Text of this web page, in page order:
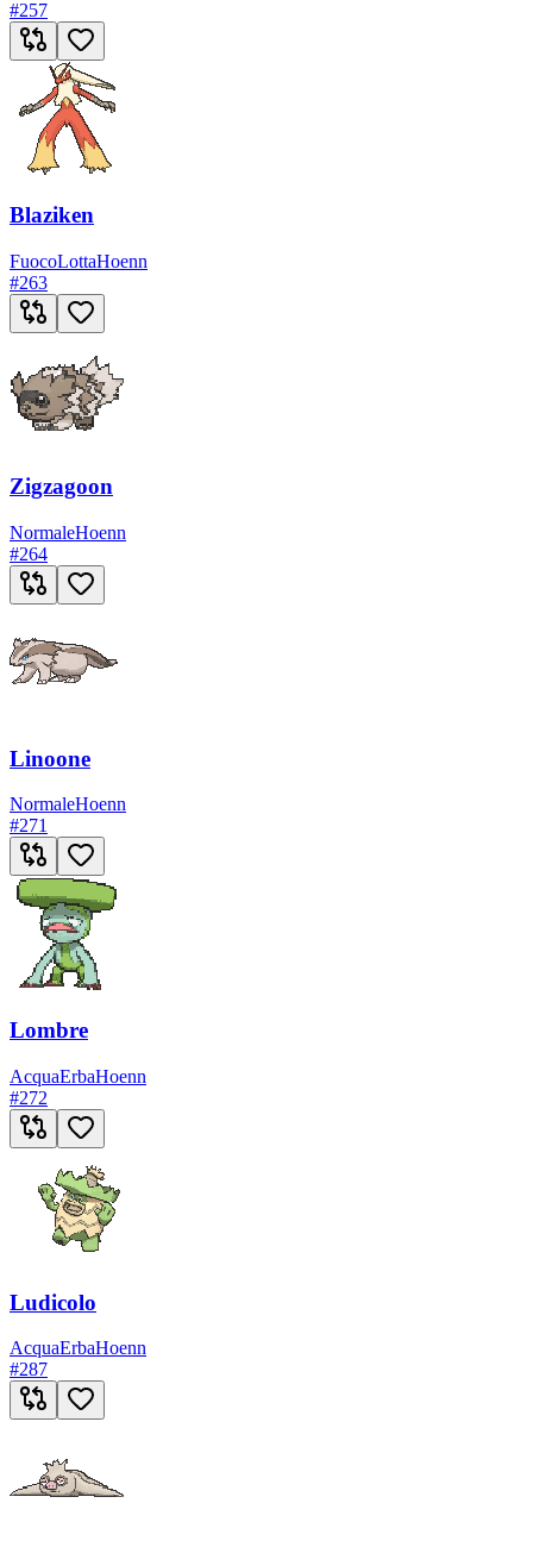
#257
Blaziken
FuocoLottaHoenn
#263
Zigzagoon
NormaleHoenn
#264
Linoone
NormaleHoenn
#271
Lombre
AcquaErbaHoenn
#272
Ludicolo
AcquaErbaHoenn
#287